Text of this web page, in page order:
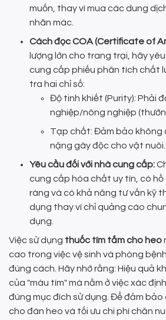
muốn, thay vì mua các dung
nhãn mác.
Cách đọc COA (Certificate of
lượng lớn cho trang trại, hãy
cung cấp phiếu phân tích chất
tra hai chỉ số:
Độ tinh khiết (Purity): Phải
nghiệp/nông nghiệp
Tạp chất: Đảm bảo không
nặng gây độc cho vật nuôi.
Yêu cầu đối với nhà cung cấp:
cung cấp hóa chất uy tín, có hồ
ràng và có khả năng tư vấn kỹ
dụng thay vì chỉ quảng cáo
dụng.
Việc sử dụng thuốc tím tắm cho heo
cao trong việc vệ sinh và phòng
đúng cách. Hãy nhớ rằng: Hiệu quả
của "màu tím" mà nằm ở việc xác
đúng mục đích sử dụng. Để đảm
cho đàn heo và tối ưu chi phí chăn